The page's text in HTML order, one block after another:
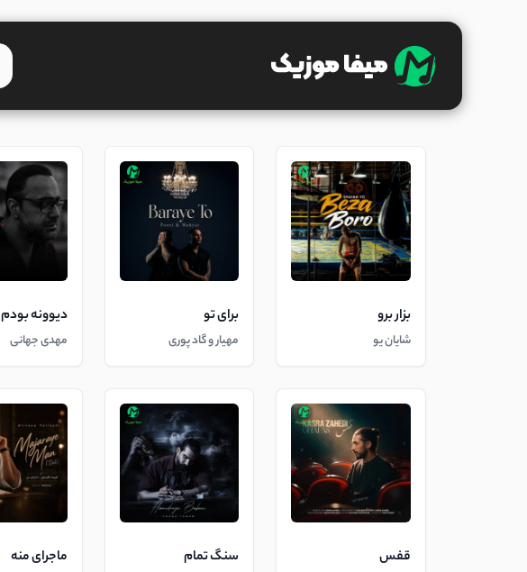
بزار برو
شایان یو
برای تو
مهیار و گاد پوری
دیوونه بودم
مهدی جهانی
قفس سنگ تمام ماجرای منه